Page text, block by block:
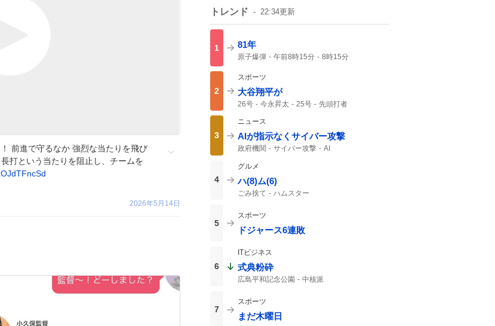
前進で守るなか 強烈な当たりを飛び
打という当たりを阻止し、チームを
2026年5月14日
トレンド 22:34更新
1 81年
原子爆弾 午前8時15分
8時15分
2
スポーツ
大谷翔平が
26号 今永昇太 25号
先頭打者
23度
3
ニュース
AIが指示なくサイバー攻撃
政府機関 サイバー攻撃 AI
4
グルメ
ハ(8)ム(6)
ごみ捨て ハムスター
5
スポーツ
ドジャース6連敗
6
ITビジネス
式典粉砕
広島平和記念公園 中核派
7
スポーツ
まだ木曜日